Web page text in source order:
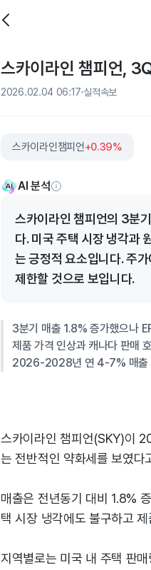
스카이라인 챔피언,
2026.02.04 06:17 실적속보
스카이라인챔피언+0.39%
AI 분석
스카이라인 챔피언의 3분
다. 미국 주택 시장 냉각과
는 긍정적 요소입니다. 주
제한할 것으로 보입니다.
3분기 매출 1.8% 증가했으나
제품 가격 인상과 캐나다 판매
2026-2028년 연 4-7% 매출
스카이라인 챔피언(SKY)이
는 전반적인 약화세를 보였
매출은 전년동기 대비 1.8%
택 시장 냉각에도 불구하고
지역별로는 미국 내 주택 판